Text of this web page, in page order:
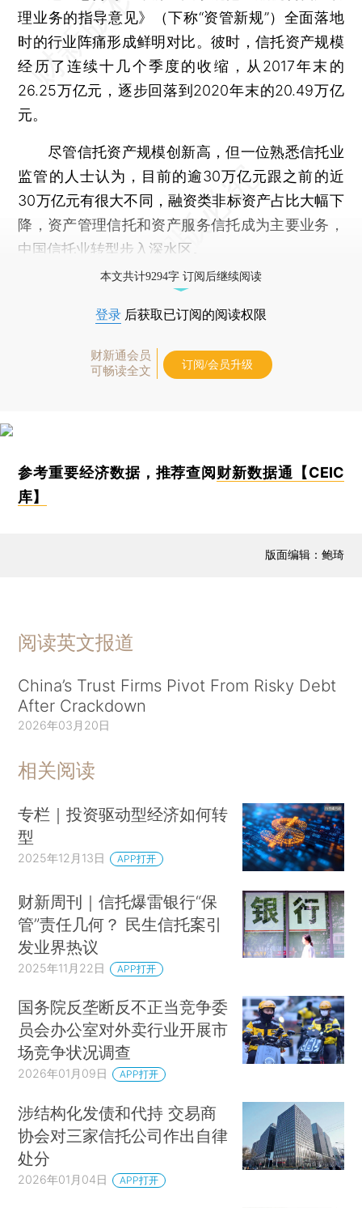
理业务的指导意见》（下称“资管新规”）全面落地
时的行业阵痛形成鲜明对比。彼时，信托资产规模
经历了连续十几个季度的收缩，从2017年末的
26.25万亿元，逐步回落到2020年末的20.49万亿
元。
尽管信托资产规模创新高，但一位熟悉信托业
监管的人士认为，目前的逾30万亿元跟之前的近
30万亿元有很大不同，融资类非标资产占比大幅下
降，资产管理信托和资产服务信托成为主要业务，
中国信托业转型步入深水区。
本文共计9294字 订阅后继续阅读
登录 后获取已订阅的阅读权限
财新通会员
可畅读全文
订阅/会员升级
参考重要经济数据，推荐查阅财新数据通【CEIC
库】
版面编辑：鲍琦
阅读英文报道
China’s Trust Firms Pivot From Risky Debt
After Crackdown
2026年03月20日
相关阅读
专栏｜投资驱动型经济如何转
型
2025年12月13日 APP打开
财新周刊｜信托爆雷银行“保
管”责任几何？ 民生信托案引
发业界热议
2025年11月22日 APP打开
国务院反垄断反不正当竞争委
员会办公室对外卖行业开展市
场竞争状况调查
2026年01月09日 APP打开
涉结构化发债和代持 交易商
协会对三家信托公司作出自律
处分
2026年01月04日 APP打开